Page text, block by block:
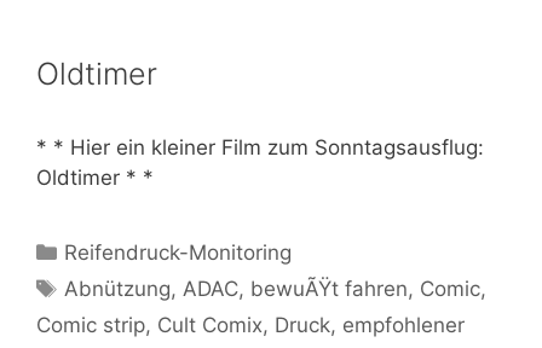
Oldtimer
* * Hier ein kleiner Film zum Sonntagsausflug:
Oldtimer * *
Kategorien
Reifendruck-Monitoring
Schlagwörter
Abnützung,ADAC, bewuÃŸt fahren, Comic,
Comic strip, Cult Comix, Druck, empfohlener